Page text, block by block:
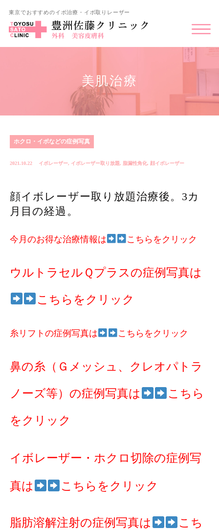
東京でおすすめのイボ治療・イボ取りレーザー
美肌治療
ホクロ・イボなどの症例写真
2021.10.22 イボレーザー, イボレーザー取り放題, 脂漏性角化, 顔イボレーザー
顔イボレーザー取り放題治療後。3カ
月目の経過。
今月のお得な治療情報は こちらをクリック
ウルトラセルＱプラスの症例写真は
こちらをクリック
糸リフトの症例写真は こちらをクリック
鼻の糸（Ｇメッシュ、クレオパトラ
ノーズ等）の症例写真は こちら
をクリック
イボレーザー・ホクロ切除の症例写
真は こちらをクリック
脂肪溶解注射の症例写真は こち